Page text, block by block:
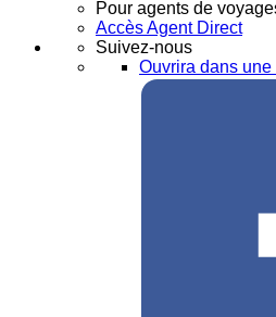
Pour agents de
Accès Agent Direct
Suivez-nous
Ouvrira dans